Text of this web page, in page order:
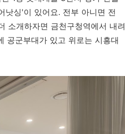
싱'이 있어요. 전부 아니면 전
소개하자면 금천구청역에서 내려
공군부대가 있고 위로는 시흥대